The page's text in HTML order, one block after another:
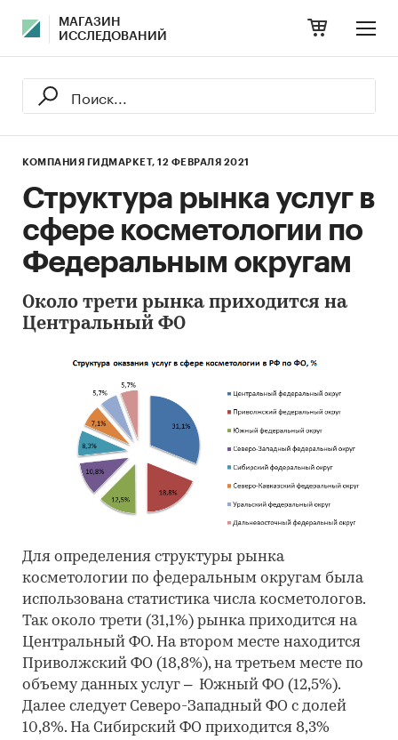
МАГАЗИН
ИССЛЕДОВАНИЙ
КОМПАНИЯ ГИДМАРКЕТ, 12 ФЕВРАЛЯ 2021
Структура рынка услуг в
сфере косметологии по
Федеральным округам
Около трети рынка приходится на
Центральный ФО
Для определения структуры рынка
косметологии по федеральным округам была
использована статистика числа косметологов.
Так около трети (31,1%) рынка приходится на
Центральный ФО. На втором месте находится
Приволжский ФО (18,8%), на третьем месте по
объему данных услуг – Южный ФО (12,5%).
Далее следует Северо-Западный ФО с долей
10,8%. На Сибирский ФО приходится 8,3%